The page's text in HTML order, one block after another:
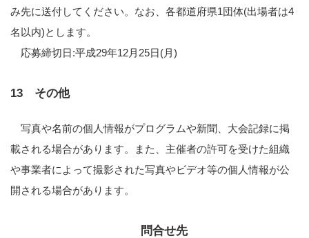
み先に送付してください。なお、各都道府県1団体(出場者は4
名以内)とします。
応募締切日:平成29年12月25日(月)
13 その他
写真や名前の個人情報がプログラムや新聞、大会記録に掲
載される場合があります。また、主催者の許可を受けた組織
や事業者によって撮影された写真やビデオ等の個人情報が公
開される場合があります。
問合せ先